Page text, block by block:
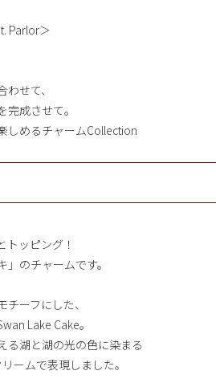
Parlor＞
せて、
成させて。
しめるチャームCollection
トッピング！
のチャームです。
ーフにした、
Lake Cake。
る湖と湖の光の色に染まる
ームで表現しました。